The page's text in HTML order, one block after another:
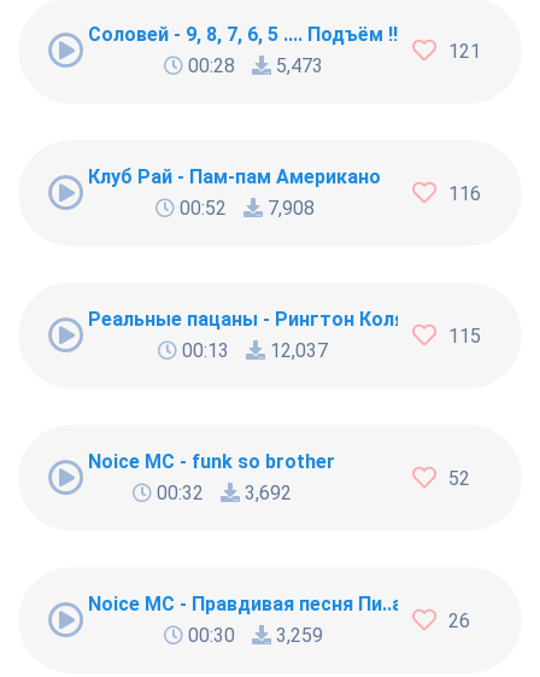
Соловей - 9, 8, 7, 6, 5 .... Подъём !!!
00:28
5,473
121
Клуб Рай - Пам-пам Американо
00:52
7,908
116
Реальные пацаны - Рингтон Коляна
00:13
12,037
115
Noice MC - funk so brother
00:32
3,692
52
Noice MC - Правдивая песня Пи..абола
00:30
3,259
26